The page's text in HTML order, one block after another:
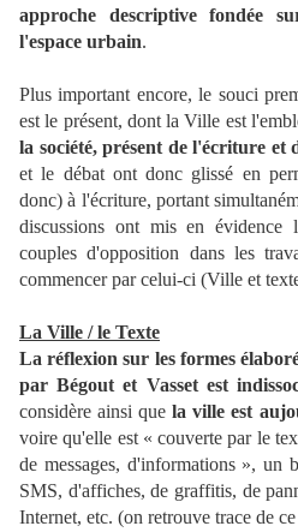
approche descriptive fondée
l'espace urbain.
Plus important encore, le souci
est le présent, dont la Ville est
la société, présent de l'écriture et
et le débat ont donc glissé en
donc) à l'écriture, portant
discussions ont mis en évidence
couples d'opposition dans les
commencer par celui-ci (Ville et
La Ville / le Texte
La réflexion sur les formes
par Bégout et Vasset est
considère ainsi quela ville est
voire qu'elle est « couverte par le
de messages, d'informations », un
SMS, d'affiches, de graffitis, de
Internet, etc. (on retrouve trace de